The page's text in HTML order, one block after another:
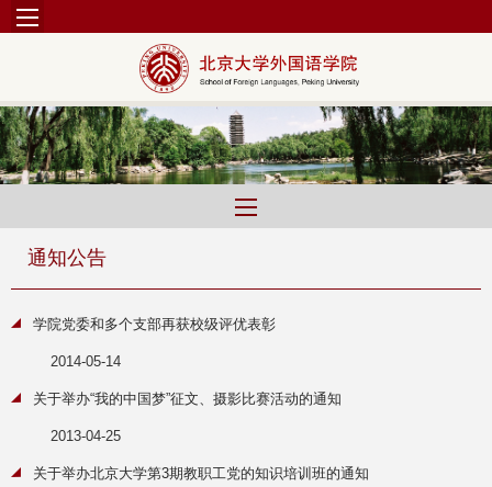
通知公告
学院党委和多个支部再获校级评优表彰
2014-05-14
关于举办“我的中国梦”征文、摄影比赛活动的通知
2013-04-25
关于举办北京大学第3期教职工党的知识培训班的通知